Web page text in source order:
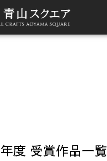
度 受賞作品一覧